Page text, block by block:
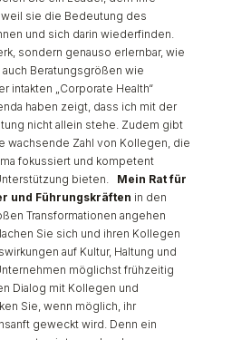
geweckt wird. Denn ein
neigt manchmal zu zu
- und dabei verlieren oft zu viele.
gewinnen. Für mich selbst kann
spannend gerade heute aus der
die Entwicklungen der Welt
und zu begleiten. Es
spannende neue Aspekte und
eben auch sehr
wenn sie zunächst unbequem
um einen Kommentar